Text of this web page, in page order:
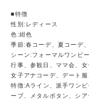
■特徴
性別:レディース
色:紺色
季節:春コーデ、夏コーデ
シーン:フォーマルワンピ
行事、参観日、ママ会、
女子アナコーデ、デート
特徴:Aライン、派手ワン
ーブ、メタルボタン、シ